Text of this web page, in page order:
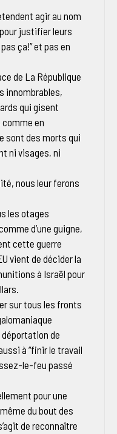
agir au nom
justifier leurs
ça!” et pas en
de La République
innombrables,
qui gisent
comme en
sont des morts qui
ni visages, ni
nous leur ferons
les otages
d’une guigne,
cette guerre
vient de décider la
à Israël pour
sur tous les fronts
déportation de
à “finir le travail
le-feu passé
pour une
du bout des
de reconnaître